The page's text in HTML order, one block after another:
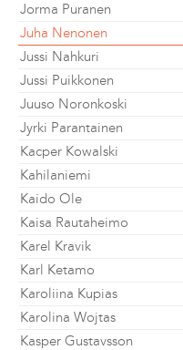
Jorma Puranen
Juha Nenonen
Jussi Nahkuri
Jussi Puikkonen
Juuso Noronkoski
Jyrki Parantainen
Kacper Kowalski
Kahilaniemi
Kaido Ole
Kaisa Rautaheimo
Karel Kravik
Karl Ketamo
Karoliina Kupias
Karolina Wojtas
Kasper Gustavsson